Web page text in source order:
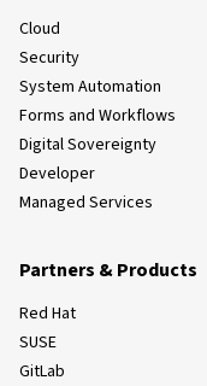
Cloud
Security
System Automation
Forms and Workflows
Digital Sovereignty
Developer
Managed Services
Partners & Products
Red Hat
SUSE
GitLab